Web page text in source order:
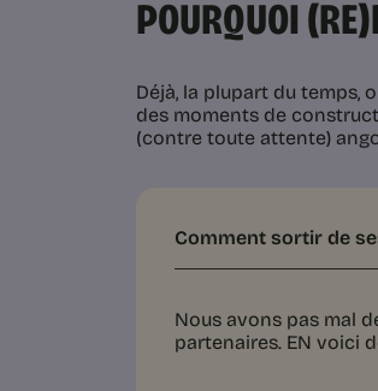
POURQUOI
Déjà, la plupart du temps,
des moments de
(contre toute attente)
Comment sortir de
Nous avons pas mal
partenaires. EN voici